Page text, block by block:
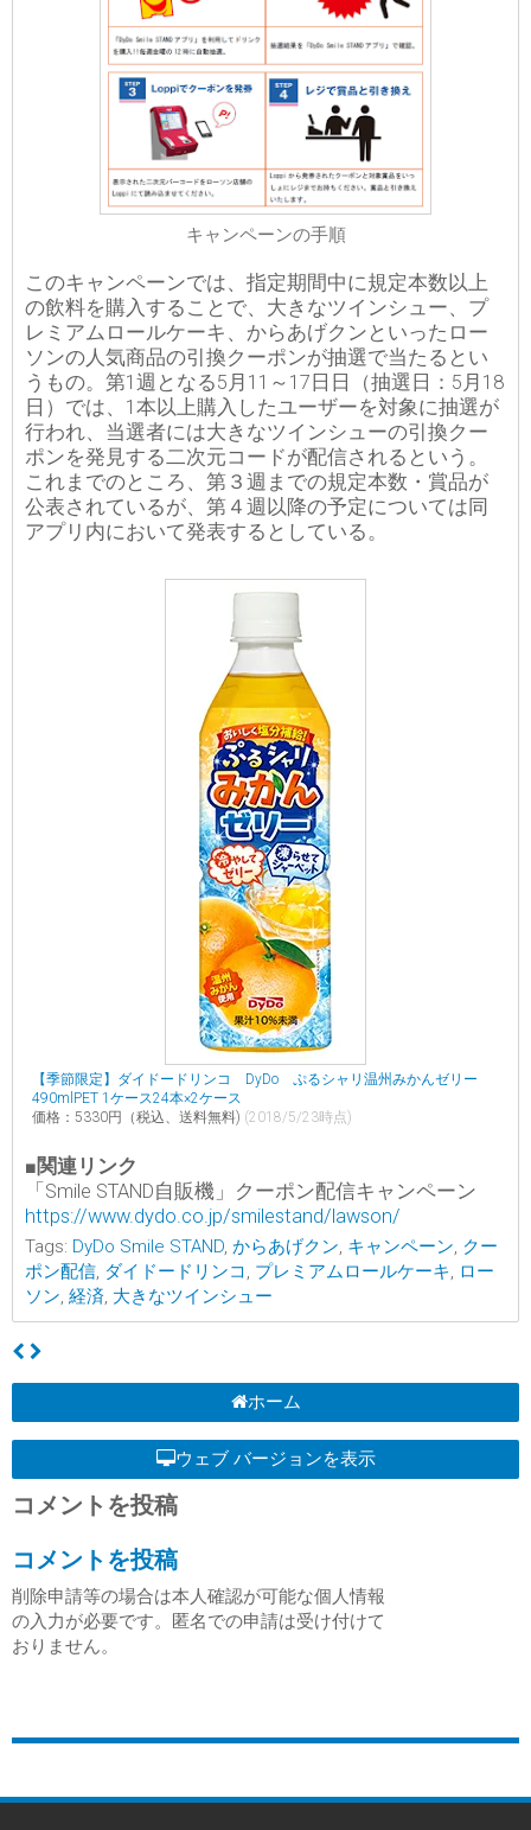
キャンペーンの手順
このキャンペーンでは、指定期間中に規定本数以上
の飲料を購入することで、大きなツインシュー、プ
レミアムロールケーキ、からあげクンといったロー
ソンの人気商品の引換クーポンが抽選で当たるとい
うもの。第1週となる5月11～17日日（抽選日：5月18
日）では、1本以上購入したユーザーを対象に抽選が
行われ、当選者には大きなツインシューの引換クー
ポンを発見する二次元コードが配信されるという。
これまでのところ、第３週までの規定本数・賞品が
公表されているが、第４週以降の予定については同
アプリ内において発表するとしている。
【季節限定】ダイドードリンコ DyDo ぷるシャリ温州みかんゼリー
490mlPET 1ケース24本×2ケース
価格：5330円（税込、送料無料) (2018/5/23時点)
■関連リンク
「Smile STAND自販機」クーポン配信キャンペーン
https://www.dydo.co.jp/smilestand/lawson/
Tags: DyDo Smile STAND, からあげクン, キャンペーン, クー
ポン配信, ダイドードリンコ , プレミアムロールケーキ, ロー
ソン, 経済, 大きなツインシュー
ホーム
ウェブ バージョンを表示
コメントを投稿
コメントを投稿
削除申請等の場合は本人確認が可能な個人情報
の入力が必要です。匿名での申請は受け付けて
おりません。